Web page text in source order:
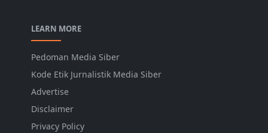
LEARN MORE
Pedoman Media Siber
Kode Etik Jurnalistik Media Siber
Advertise
Disclaimer
Privacy Policy